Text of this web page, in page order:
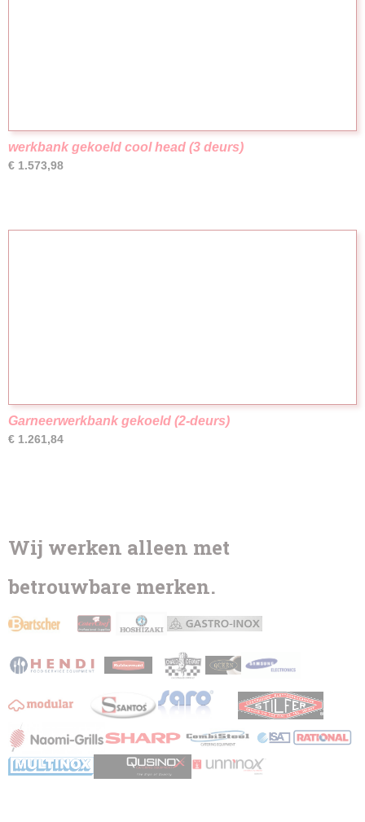
werkbank gekoeld cool head (3 deurs)
€ 1.573,98
Garneerwerkbank gekoeld (2-deurs)
€ 1.261,84
Wij werken alleen met
betrouwbare merken.